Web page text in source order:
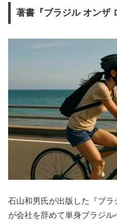
著書『ブラジル オンザ
石山和男氏が出版した『ブ
が会社を辞めて単身ブラジ